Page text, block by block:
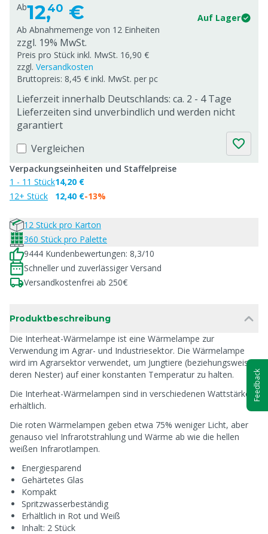
Ab12,40 €
Auf Lager
Ab Abnahmemenge von 12 Einheiten
zzgl. 19% MwSt.
Preis pro Stück inkl. MwSt. 16,90 €
zzgl. Versandkosten
Bruttopreis: 8,45 € inkl. MwSt. per pc
Lieferzeit innerhalb Deutschlands: ca. 2 - 4 Tage
Lieferzeiten sind unverbindlich und werden nicht
garantiert
Vergleichen
Verpackungseinheiten und Staffelpreise
1 - 11 Stück
12+ Stück
14,20 €
12,40 €-13%
12 Stück pro Karton
360 Stück pro Palette
9444 Kundenbewertungen: 8,3/10
Schneller und zuverlässiger Versand
Versandkostenfrei ab 250€
Produktbeschreibung
Die Interheat-Wärmelampe ist eine Wärmelampe zur
Verwendung im Agrar- und Industriesektor. Die Wärmelampe
wird im Agrarsektor verwendet, um Jungtiere (beziehungsweise
deren Nester) auf einer konstanten Temperatur zu halten.
Die Interheat-Wärmelampen sind in verschiedenen Wattstärken
erhältlich.
Die roten Wärmelampen geben etwa 75% weniger Licht, aber
genauso viel Infrarotstrahlung und Wärme ab wie die hellen
weißen Infrarotlampen.
Energiesparend
Gehärtetes Glas
Kompakt
Spritzwasserbeständig
Erhältlich in Rot und Weiß
Inhalt: 2 Stück
Feedback